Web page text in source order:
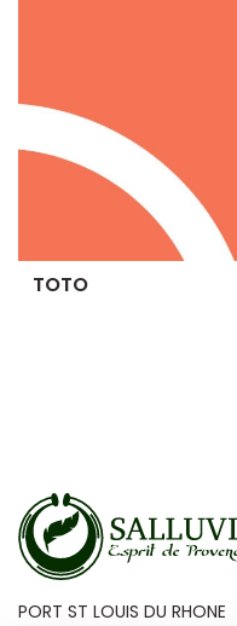
TOTO
PORT ST LOUIS DU RHONE